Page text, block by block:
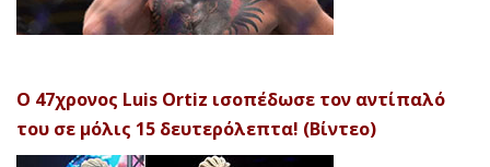
Ο 47χρονος Luis Ortiz ισοπέδωσε τον αντίπαλό
του σε μόλις 15 δευτερόλεπτα! (Βίντεο)